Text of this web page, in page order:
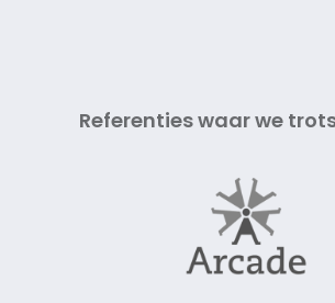
Referenties waar we